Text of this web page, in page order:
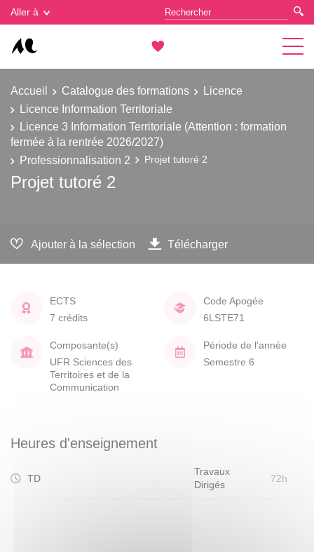
Aller à
Accueil Catalogue des formations
Licence
Licence Information Territoriale
Licence 3 Information Territoriale (Attention : formation
fermée à la rentrée 2026/2027)
Professionnalisation 2
Projet tutoré 2
Projet tutoré 2
Ajouter à la sélection Télécharger
ECTS
7 crédits
Code Apogée
6LSTE71
Composante(s)
UFR Sciences des
Territoires et de la
Communication
Période de l'année
Semestre 6
Heures d'enseignement
TD
Travaux
Dirigés
72h
Gestion des cookies